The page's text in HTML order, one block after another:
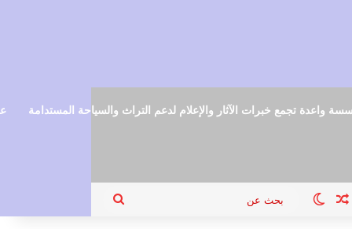
واعدة تجمع خبرات الآثار والإعلام لدعم التراث والسياحة المستدامة
الدخول
مقال عشوائي
الوضع المظلم
بحث